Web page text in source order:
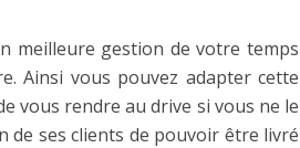
meilleure gestion de votre temps
Ainsi vous pouvez adapter cette
vous rendre au drive si vous ne le
de ses clients de pouvoir être livré